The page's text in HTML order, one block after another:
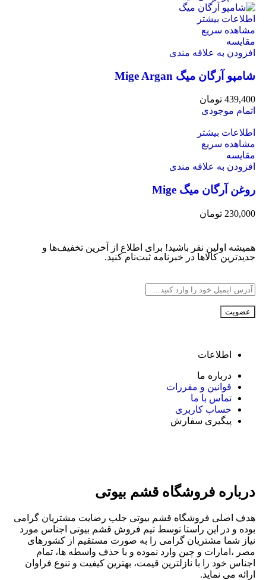
اطلاعات بیشتر
مشاهده سریع
مقایسه
افزودن به علاقه مندی
شامپو آرگان میگ Mige Argan
439,400 تومان
اتمام موجودی
اطلاعات بیشتر
مشاهده سریع
مقایسه
افزودن به علاقه مندی
روغن آرگان میگ Mige
230,000 تومان
همیشه اولین نفر باشید! برای اطلاع از آخرین تخفیف‌ها و
جدیدترین کالاها در خبرنامه ثبت‌نام کنید.
اطلاعات
درباره ما
قوانین و مقررات
تماس با ما
حساب کاربری
پیگیری سفارش
درباره فروشگاه قشم بیوتی
هدف اصلی فروشگاه قشم بیوتی جلب رضایت مشتریان گرامی
بوده و در این راستا توسط تیم فروش قشم بیوتی اجناس مورد
نیاز شما مشتریان گرامی را به صورت مستقیم از کشورهای
مصر ،امارات و چین وارد نموده و با حذف واسطه ها، تمام
اجناس خود را با نازلترین قیمت، بهترین کیفیت و تنوع فراوان
ارائه می نماید.